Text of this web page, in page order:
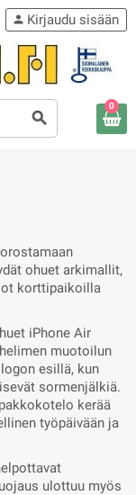
search
person Kirjaudu sisään
0
ohuet arkimallit,
korttipaikoilla
iPhone Air
muotoilun
esillä, kun
sormenjälkiä.
kerää
työpäivään ja
ulottuu myös